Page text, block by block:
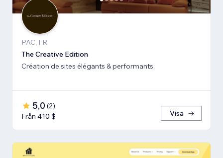
PAC, FR
The Creative Edition
Création de sites élégants & performants.
5,0 (2)
Från 410 $
Visa